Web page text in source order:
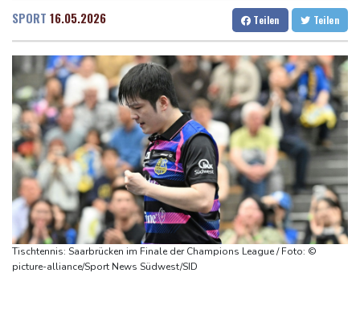
Dresden
Wien
31 °C
Baden-Baden
26 °C
Saudi-Arabien, Türkei und Pakistan schließen inmitten von Iran-
Polizei entdeckt Cannabisplantage mit mehr als 900 Pflanzen in
Kerpen - Festnahme
Xiaomi Skynomad: N70 und N90 erhöhen den Druck auf Europas
SUV-Markt
Sicherheitskreise vermuten russische Kampagne hinter
Falschvideo zu Merz-Rücktritt
Papst Leo XIV. will bei Frankreich-Besuch Missbrauchsopfer
treffen
SPORT 16.05.2026 Teilen Teilen
Tischtennis: Saarbrücken im Finale der Champions League / Foto: ©
picture-alliance/Sport News Südwest/SID